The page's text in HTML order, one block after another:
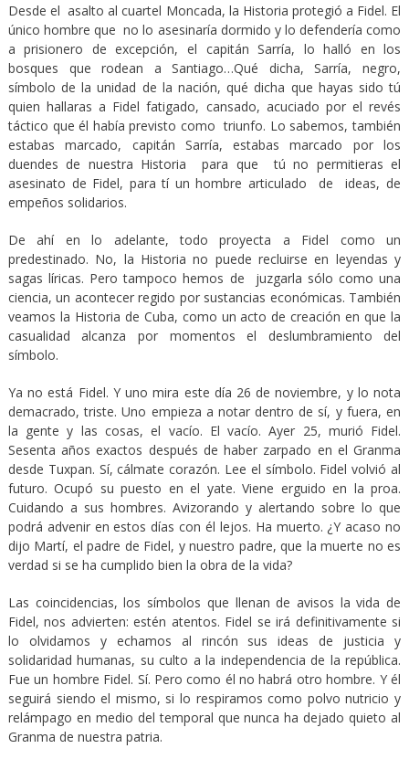
Desde el asalto al cuartel Moncada, la Historia protegió a Fidel. El
único hombre que no lo asesinaría dormido y lo defendería como
a prisionero de excepción, el capitán Sarría, lo halló en los
bosques que rodean a Santiago…Qué dicha, Sarría, negro,
símbolo de la unidad de la nación, qué dicha que hayas sido tú
quien hallaras a Fidel fatigado, cansado, acuciado por el revés
táctico que él había previsto como triunfo. Lo sabemos, también
estabas marcado, capitán Sarría, estabas marcado por los
duendes de nuestra Historia para que tú no permitieras el
asesinato de Fidel, para tí un hombre articulado de ideas, de
empeños solidarios.
De ahí en lo adelante, todo proyecta a Fidel como un
predestinado. No, la Historia no puede recluirse en leyendas y
sagas líricas. Pero tampoco hemos de juzgarla sólo como una
ciencia, un acontecer regido por sustancias económicas. También
veamos la Historia de Cuba, como un acto de creación en que la
casualidad alcanza por momentos el deslumbramiento del
símbolo.
Ya no está Fidel. Y uno mira este día 26 de noviembre, y lo nota
demacrado, triste. Uno empieza a notar dentro de sí, y fuera, en
la gente y las cosas, el vacío. El vacío. Ayer 25, murió Fidel.
Sesenta años exactos después de haber zarpado en el Granma
desde Tuxpan. Sí, cálmate corazón. Lee el símbolo. Fidel volvió al
futuro. Ocupó su puesto en el yate. Viene erguido en la proa.
Cuidando a sus hombres. Avizorando y alertando sobre lo que
podrá advenir en estos días con él lejos. Ha muerto. ¿Y acaso no
dijo Martí, el padre de Fidel, y nuestro padre, que la muerte no es
verdad si se ha cumplido bien la obra de la vida?
Las coincidencias, los símbolos que llenan de avisos la vida de
Fidel, nos advierten: estén atentos. Fidel se irá definitivamente si
lo olvidamos y echamos al rincón sus ideas de justicia y
solidaridad humanas, su culto a la independencia de la república.
Fue un hombre Fidel. Sí. Pero como él no habrá otro hombre. Y él
seguirá siendo el mismo, si lo respiramos como polvo nutricio y
relámpago en medio del temporal que nunca ha dejado quieto al
Granma de nuestra patria.